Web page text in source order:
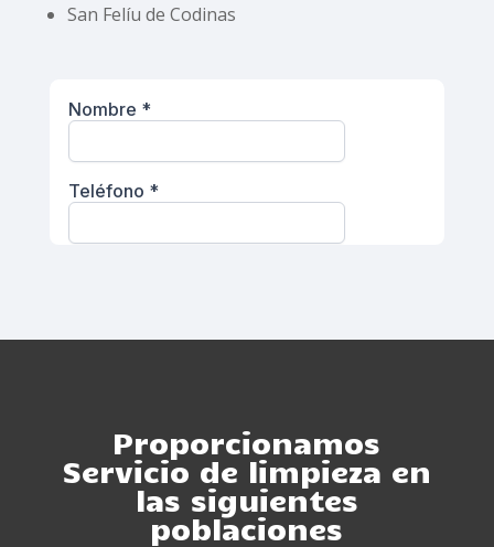
San Felíu de Codinas
Proporcionamos
Servicio de limpieza en
las siguientes
poblaciones